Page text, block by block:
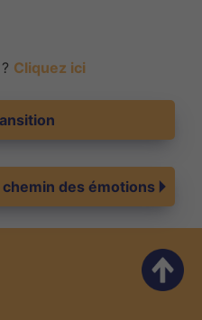
Cliquez ici
chemin des émotions